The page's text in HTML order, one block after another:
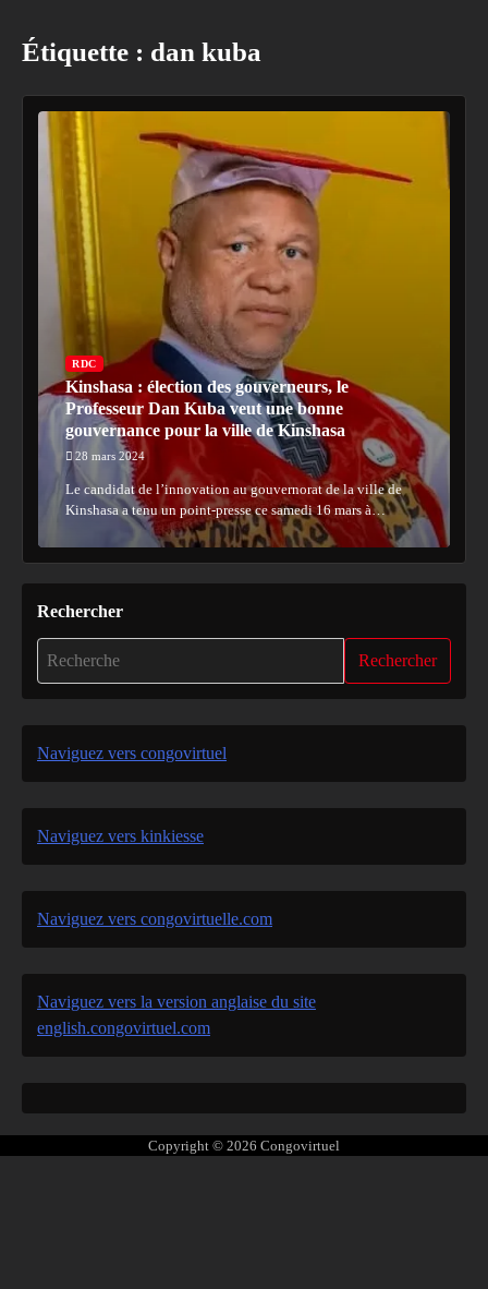
Étiquette : dan kuba
RDC
Kinshasa : élection des gouverneurs, le
Professeur Dan Kuba veut une bonne
gouvernance pour la ville de Kinshasa
28 mars 2024
Le candidat de l’innovation au gouvernorat de la ville de
Kinshasa a tenu un point-presse ce samedi 16 mars à…
Rechercher
Rechercher
Naviguez vers congovirtuel
Naviguez vers kinkiesse
Naviguez vers congovirtuelle.com
Naviguez vers la version anglaise du site
english.congovirtuel.com
Copyright © 2026 Congovirtuel